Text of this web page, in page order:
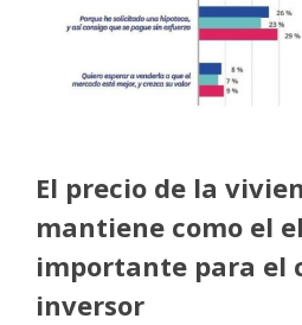
El precio de la
mantiene como el
importante para el
inversor